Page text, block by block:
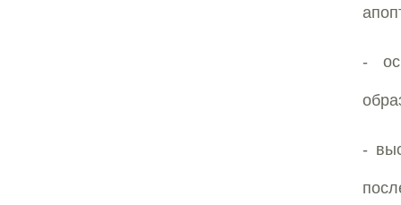
-
-